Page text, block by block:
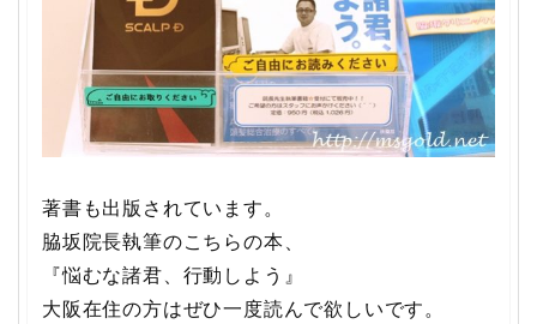
著書も出版されています。
脇坂院長執筆のこちらの本、
『悩むな諸君、行動しよう』
大阪在住の方はぜひ一度読んで欲しいです。